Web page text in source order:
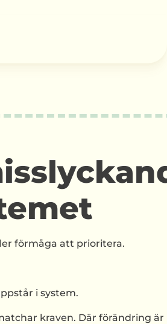
förmåga att prioritera.
i system.
kraven. Där förändring